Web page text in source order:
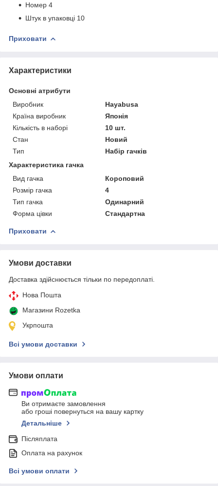
Номер 4
Штук в упаковці 10
Приховати
Характеристики
Основні атрибути
Виробник
Hayabusa
Країна виробник
Японія
Кількість в наборі
10 шт.
Стан
Новий
Тип
Набір гачків
Характеристика гачка
Вид гачка
Короповий
Розмір гачка
4
Тип гачка
Одинарний
Форма цівки
Стандартна
Приховати
Умови доставки
Доставка здійснюється тільки по передоплаті.
Нова Пошта
Магазини Rozetka
Укрпошта
Всі умови доставки
Умови оплати
Ви отримаєте замовлення
або гроші повернуться на вашу картку
Детальніше
Післяплата
Оплата на рахунок
Всі умови оплати